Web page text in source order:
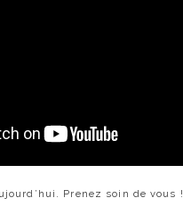
Prenez soin de vous !